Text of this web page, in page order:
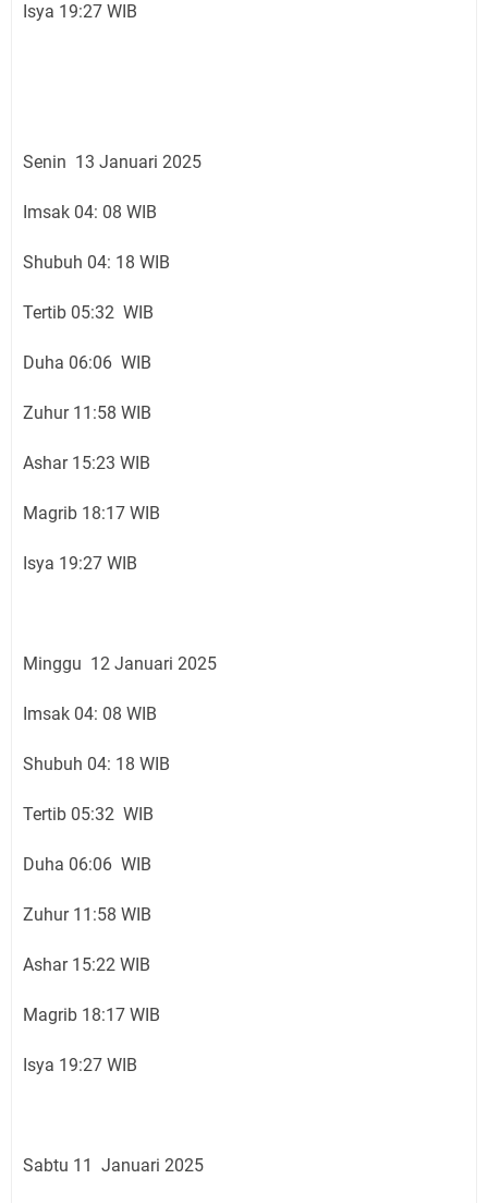
Isya 19:27 WIB
Senin 13 Januari 2025
Imsak 04: 08 WIB
Shubuh 04: 18 WIB
Tertib 05:32 WIB
Duha 06:06 WIB
Zuhur 11:58 WIB
Ashar 15:23 WIB
Magrib 18:17 WIB
Isya 19:27 WIB
Minggu 12 Januari 2025
Imsak 04: 08 WIB
Shubuh 04: 18 WIB
Tertib 05:32 WIB
Duha 06:06 WIB
Zuhur 11:58 WIB
Ashar 15:22 WIB
Magrib 18:17 WIB
Isya 19:27 WIB
Sabtu 11 Januari 2025